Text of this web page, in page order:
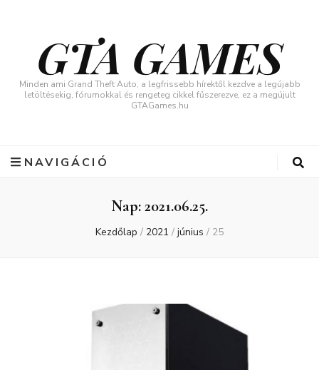
GTA GAMES
Minden ami Grand Theft Auto, a legfrissebb hírektől kezdve a legújabb
letöltésekig, fórumokkal és rengeteg cikkel fűszerezve, ez a megújult
GTAGames.hu
NAVIGÁCIÓ
Nap:2021.06.25.
Kezdőlap / 2021 / június / 25